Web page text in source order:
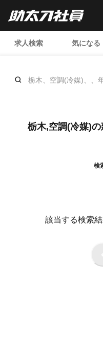
求人検索 気になる
栃木、空調(冷媒)、、
栃木,空調(冷媒)
検
該当する検索